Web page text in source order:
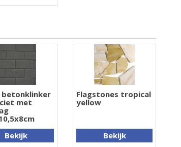
betonklinker
met
Bekijk
Flagstones tropical
yellow
Bekijk